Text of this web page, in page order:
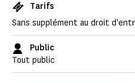
Tarifs
Sans supplément au droit
Public
Tout public